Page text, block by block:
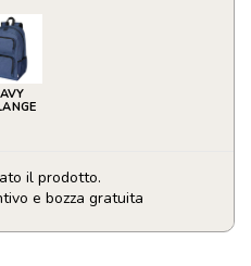
il prodotto.
e bozza gratuita